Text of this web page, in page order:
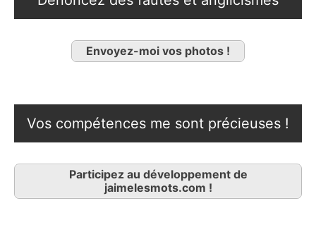
Envoyez-moi vos photos !
Vos compétences me sont précieuses !
Participez au développement de
jaimelesmots.com !